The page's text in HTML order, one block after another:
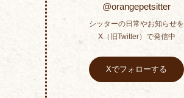
@orangepetsitter
シッターの日常やお知らせを
X（旧Twitter）で発信中
Xでフォローする